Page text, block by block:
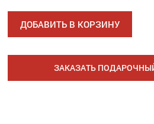
ДОБАВИТЬ В КОРЗИНУ
ЗАКАЗАТЬ